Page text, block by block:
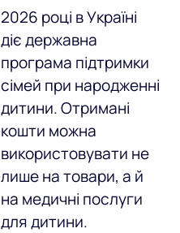
2026 році в Україні
діє державна
програма підтримки
сімей при народженні
дитини. Отримані
кошти можна
використовувати не
лише на товари, а й
на медичні послуги
для дитини.